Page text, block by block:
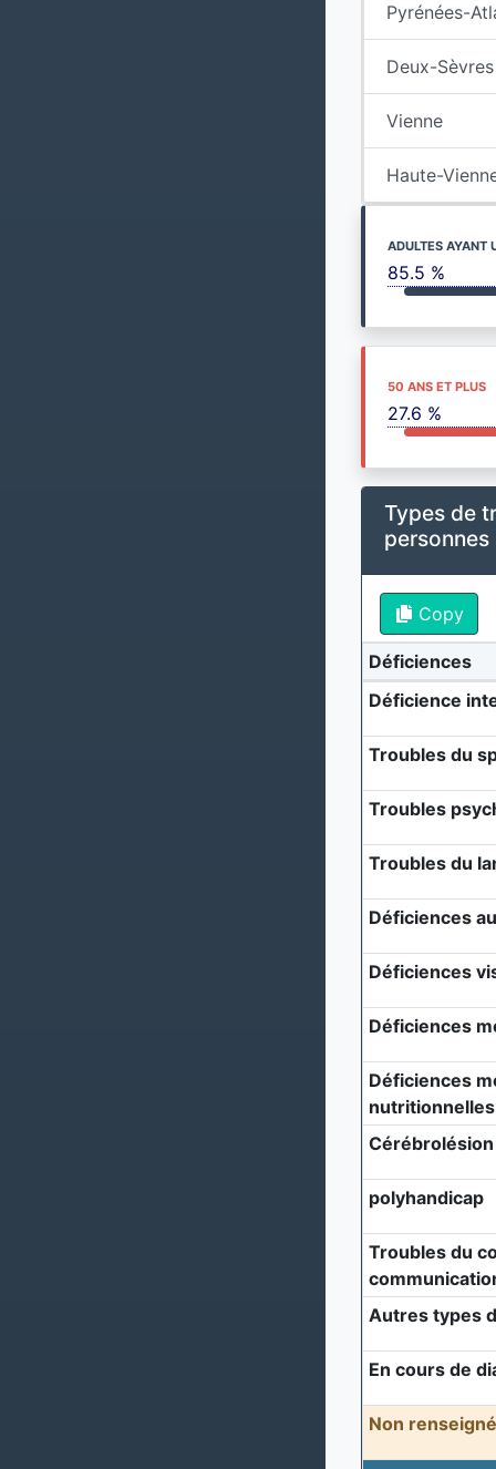
Pyrénées-
Deux-Sèvres
Vienne
Haute-
ADULTES AYANT
85.5 %
50 ANS ET PLUS
27.6 %
Types de
Copy
Déficiences
Déficience
Troubles du
Troubles
Troubles du
Déficiences
Déficiences
Déficiences
Déficiences
nutritionnelles
Cérébrolésion
polyhandicap
Troubles du
Autres types
En cours de
Non